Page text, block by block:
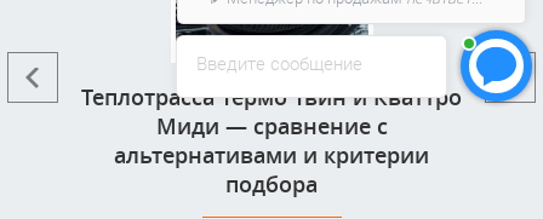
Теплотрасса Термо Твин и Кваттро
Миди — сравнение с
альтернативами и критерии
подбора
Введите сообщение